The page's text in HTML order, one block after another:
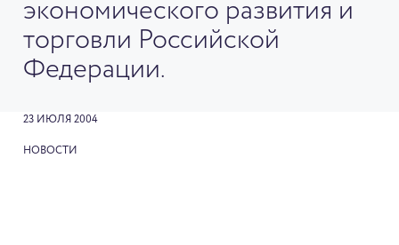
экономического развития и
торговли Российской
Федерации.
23 ИЮЛЯ 2004
НОВОСТИ